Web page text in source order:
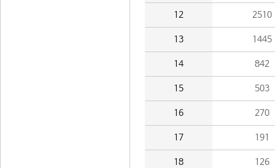
12 2510
13 1445
14 842
15 503
16 270
17 191
18 126